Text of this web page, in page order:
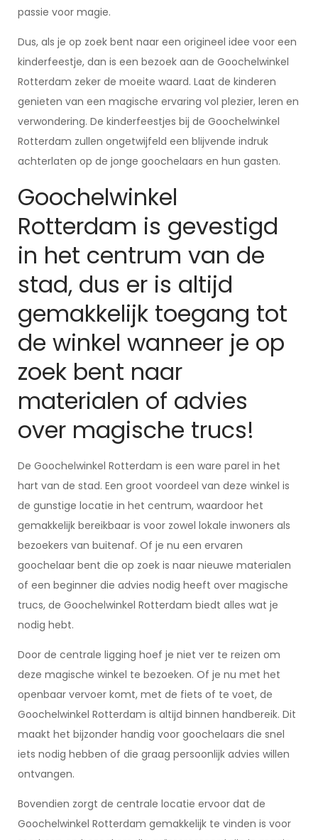
passie voor magie.
Dus, als je op zoek bent naar een origineel idee voor een
kinderfeestje, dan is een bezoek aan de Goochelwinkel
Rotterdam zeker de moeite waard. Laat de kinderen
genieten van een magische ervaring vol plezier, leren en
verwondering. De kinderfeestjes bij de Goochelwinkel
Rotterdam zullen ongetwijfeld een blijvende indruk
achterlaten op de jonge goochelaars en hun gasten.
Goochelwinkel
Rotterdam is gevestigd
in het centrum van de
stad, dus er is altijd
gemakkelijk toegang tot
de winkel wanneer je op
zoek bent naar
materialen of advies
over magische trucs!
De Goochelwinkel Rotterdam is een ware parel in het
hart van de stad. Een groot voordeel van deze winkel is
de gunstige locatie in het centrum, waardoor het
gemakkelijk bereikbaar is voor zowel lokale inwoners als
bezoekers van buitenaf. Of je nu een ervaren
goochelaar bent die op zoek is naar nieuwe materialen
of een beginner die advies nodig heeft over magische
trucs, de Goochelwinkel Rotterdam biedt alles wat je
nodig hebt.
Door de centrale ligging hoef je niet ver te reizen om
deze magische winkel te bezoeken. Of je nu met het
openbaar vervoer komt, met de fiets of te voet, de
Goochelwinkel Rotterdam is altijd binnen handbereik. Dit
maakt het bijzonder handig voor goochelaars die snel
iets nodig hebben of die graag persoonlijk advies willen
ontvangen.
Bovendien zorgt de centrale locatie ervoor dat de
Goochelwinkel Rotterdam gemakkelijk te vinden is voor